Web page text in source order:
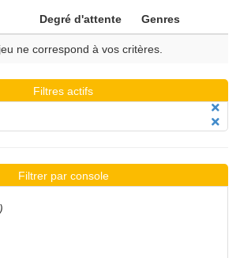
Degré d'attente Genres
ne correspond à vos critères.
Filtres actifs
Filtrer par console